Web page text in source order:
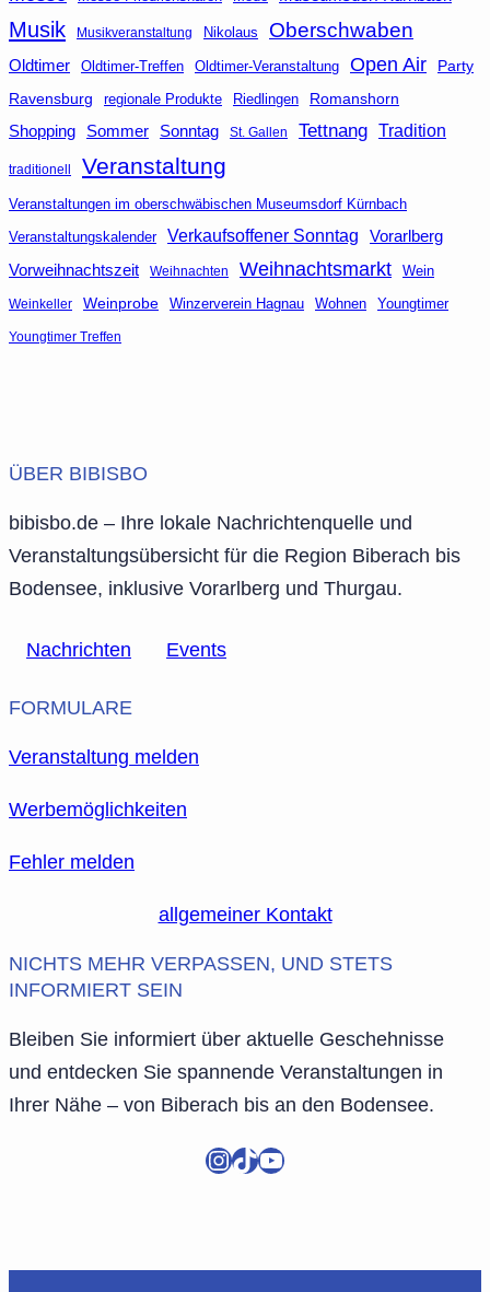
Musik Musikveranstaltung Nikolaus Oberschwaben
Oldtimer Oldtimer-Treffen Oldtimer-Veranstaltung Open Air Party
Ravensburg regionale Produkte Riedlingen Romanshorn
Shopping Sommer Sonntag St. Gallen Tettnang Tradition
traditionell Veranstaltung
Veranstaltungen im oberschwäbischen Museumsdorf Kürnbach
Veranstaltungskalender
Verkaufsoffener Sonntag Vorarlberg
Vorweihnachtszeit Weihnachten Weihnachtsmarkt Wein
Weinkeller Weinprobe Winzerverein Hagnau Wohnen Youngtimer
Youngtimer Treffen
ÜBER BIBISBO
bibisbo.de – Ihre lokale Nachrichtenquelle und
Veranstaltungsübersicht für die Region Biberach bis
Bodensee, inklusive Vorarlberg und Thurgau.
Nachrichten Events
FORMULARE
Veranstaltung melden
Werbemöglichkeiten
Fehler melden
allgemeiner Kontakt
NICHTS MEHR VERPASSEN, UND STETS
INFORMIERT SEIN
Bleiben Sie informiert über aktuelle Geschehnisse
und entdecken Sie spannende Veranstaltungen in
Ihrer Nähe – von Biberach bis an den Bodensee.
InstagramTikTok YouTube